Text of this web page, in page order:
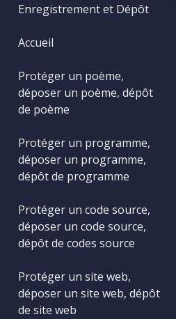
Enregistrement et Dépôt
Accueil
Protéger un poème,
déposer un poème, dépôt
de poème
Protéger un programme,
déposer un programme,
dépôt de programme
Protéger un code source,
déposer un code source,
dépôt de codes source
Protéger un site web,
déposer un site web, dépôt
de site web